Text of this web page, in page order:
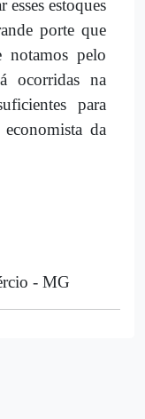
esses estoques
porte que
notamos pelo
ocorridas na
para
da
- MG